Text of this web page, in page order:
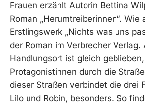
Frauen erzählt Autorin Bettina
Roman „Herumtreiberinnen“. Wie
Erstlingswerk „Nichts was uns
der Roman im Verbrecher Verlag.
Handlungsort ist gleich
Protagonistinnen durch die
dieser Straßen verbindet die drei
Lilo und Robin, besonders. So